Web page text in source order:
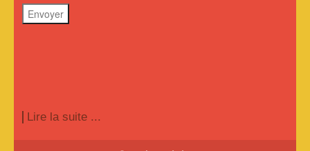
Lire la suite ...